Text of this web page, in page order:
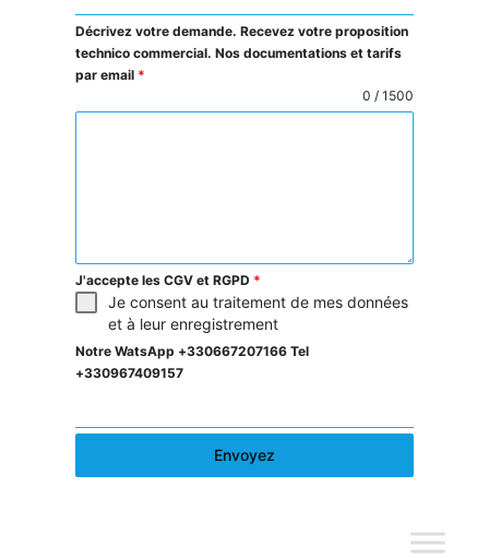
Décrivez votre demande. Recevez votre proposition
technico commercial. Nos documentations et tarifs
par email *
0 / 1500
J'accepte les CGV et RGPD *
Je consent au traitement de mes données
et à leur enregistrement
Notre WatsApp +330667207166 Tel
+330967409157
Envoyez